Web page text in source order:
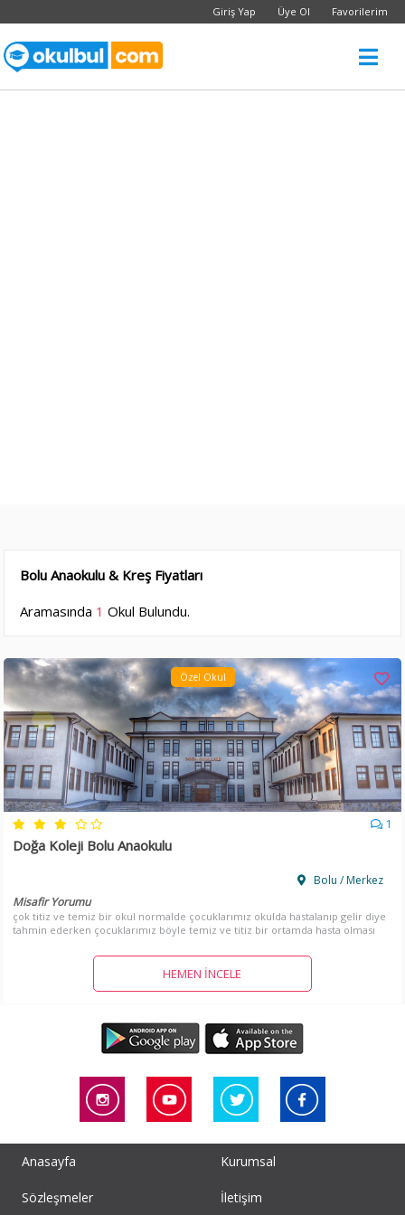
Giriş Yap Üye Ol Favorilerim
Bolu Anaokulu & Kreş Fiyatları
Aramasında 1 Okul Bulundu.
Özel Okul
1
Doğa Koleji Bolu Anaokulu
Bolu / Merkez
Misafir Yorumu
çok titiz ve temiz bir okul normalde çocuklarımız okulda hastalanıp gelir diye
tahmin ederken çocuklarımız böyle temiz ve titiz bir ortamda hasta olması
ve hizmetlileri çok iyiler çok memnunuz okulumuzdan.
HEMEN İNCELE
Anasayfa Kurumsal
Sözleşmeler İletişim